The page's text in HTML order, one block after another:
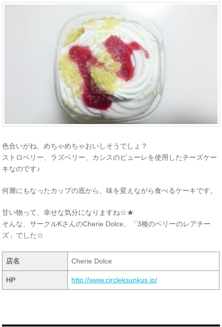
色合いがね、めちゃめちゃおいしそうでしょ？
ストロベリー、ラズベリー、カシスのピューレを使用したチーズケー
キなのです♪
何層にもなったカップの底から、味を変えながら食べるケーキです。
甘い物って、幸せな気分になりますね☆★
そんな、サークルKさんのCherie Dolce、「3種のベリーのレアチー
ズ」でした☆
店名 Cherie Dolce
HP http://www.circleksunkus.jp/